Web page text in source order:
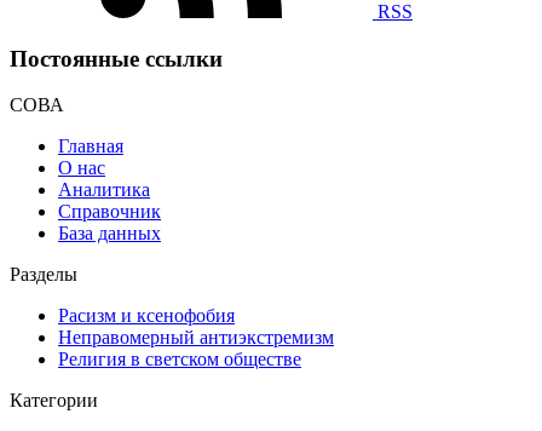
RSS
Постоянные ссылки
СОВА
Главная
О нас
Аналитика
Справочник
База данных
Разделы
Расизм и ксенофобия
Неправомерный антиэкстремизм
Религия в светском обществе
Категории